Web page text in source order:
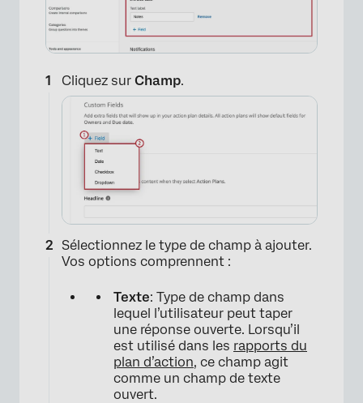
×
Cliquez sur Champ.
Sélectionnez le type de champ à ajouter.
Vos options comprennent :
Texte: Type de champ dans
lequel l’utilisateur peut taper
une réponse ouverte. Lorsqu’il
est utilisé dans les rapports du
plan d’action, ce champ agit
comme un champ de texte
ouvert.